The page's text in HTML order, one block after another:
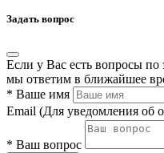
Задать вопрос
Если у Вас есть вопросы по
мы ответим в ближайшее
* Ваше имя
Email (Для уведомления об
* Ваш вопрос